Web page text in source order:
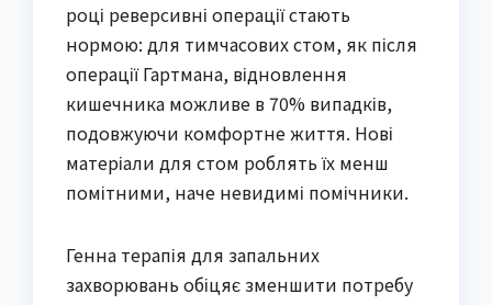
році реверсивні операції стають
нормою: для тимчасових стом, як після
операції Гартмана, відновлення
кишечника можливе в 70% випадків,
подовжуючи комфортне життя. Нові
матеріали для стом роблять їх менш
помітними, наче невидимі помічники.
Генна терапія для запальних
захворювань обіцяє зменшити потребу